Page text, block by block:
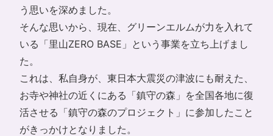
う思いを深めました。
そんな思いから、現在、グリーンエルムが力を入れて
いる「里山ZERO BASE」という事業を立ち上げまし
た。
これは、私自身が、東日本大震災の津波にも耐えた、
お寺や神社の近くにある「鎮守の森」を全国各地に復
活させる「鎮守の森のプロジェクト」に参加したこと
がきっかけとなりました。